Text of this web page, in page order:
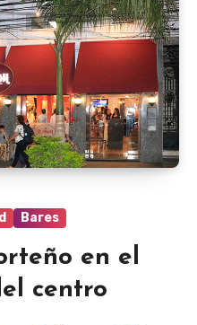
Bares
en el
centro